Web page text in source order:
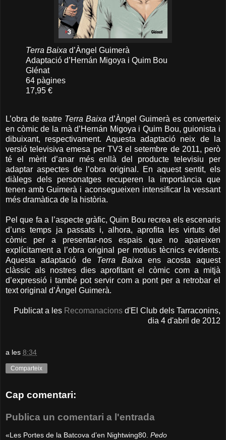
Terra Baixa d’Àngel Guimerà
Adaptació d’Hernán Migoya i Quim Bou
Glénat
64 pàgines
17,95 €
L’obra de teatre Terra Baixa d’Àngel Guimerà es converteix
en còmic de la mà d’Hernán Migoya i Quim Bou, guionista i
dibuixant, respectivament. Aquesta adaptació neix de la
versió televisiva emesa per TV3 el setembre de 2011, però
té el mèrit d’anar més enllà del producte televisiu per
adaptar aspectes de l’obra original. En aquest sentit, els
diàlegs dels personatges recuperen la importància que
tenen amb Guimerà i aconsegueixen intensificar la vessant
més dramàtica de la història.
Pel que fa a l’aspecte gràfic, Quim Bou recrea els escenaris
d’uns temps ja passats i, alhora, aprofita les virtuts del
còmic per a presentar-nos espais que no apareixen
explícitament a l’obra original per motius tècnics evidents.
Aquesta adaptació de Terra Baixa ens acosta aquest
clàssic als nostres dies aprofitant el còmic com a mitjà
d’expressió i també pot servir com a pont per a retrobar el
text original d’Àngel Guimerà.
Publicat a les Recomanacions d'El Club dels Tarraconins,
dia 4 d'abril de 2012
a les 8:34
Comparteix
Cap comentari:
Publica un comentari a l'entrada
«Les Portes de la Batcova d’en Nightwing80. Pedo